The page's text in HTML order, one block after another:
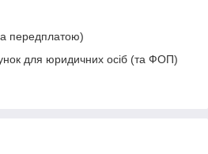
передплатою)
для юридичних осіб (та ФОП)